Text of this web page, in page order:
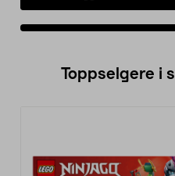
Toppselgere i